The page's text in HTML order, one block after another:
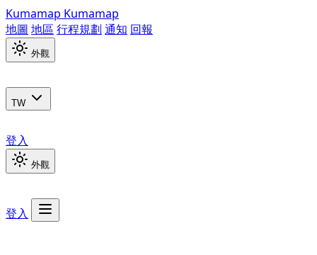
Kumamap Kumamap
地圖 地區 行程規劃 通知 回報
外觀
TW
登入
外觀
登入